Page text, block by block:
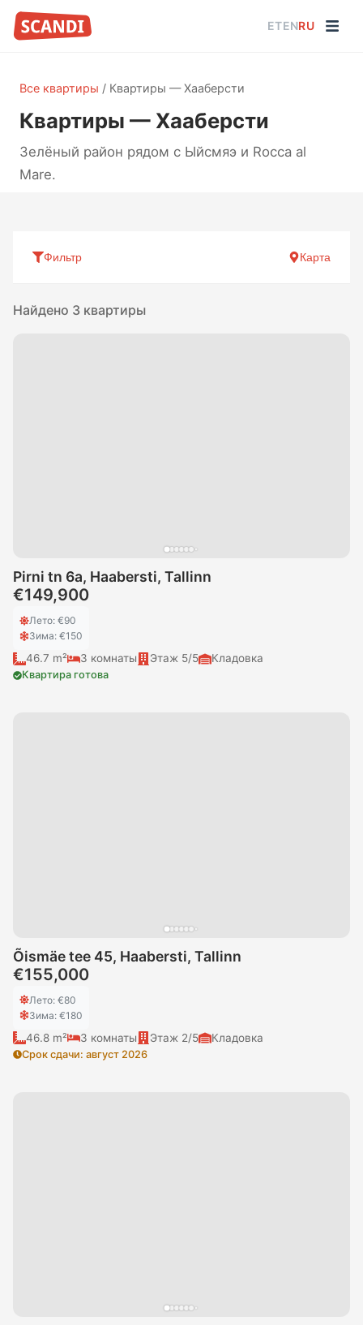
ETENRU
Все квартиры / Квартиры — Хааберсти
Квартиры — Хааберсти
Зелёный район рядом с Ыйсмяэ и Rocca al
Mare.
Фильтр Карта
Найдено 3 квартиры
Pirni tn 6a, Haabersti, Tallinn
€149,900
Лето: €90
Зима: €150
46.7 m² 3 комнаты Этаж 5/5 Кладовка
Квартира готова
Õismäe tee 45, Haabersti, Tallinn
€155,000
Лето: €80
Зима: €180
46.8 m² 3 комнаты Этаж 2/5 Кладовка
Срок сдачи: август 2026